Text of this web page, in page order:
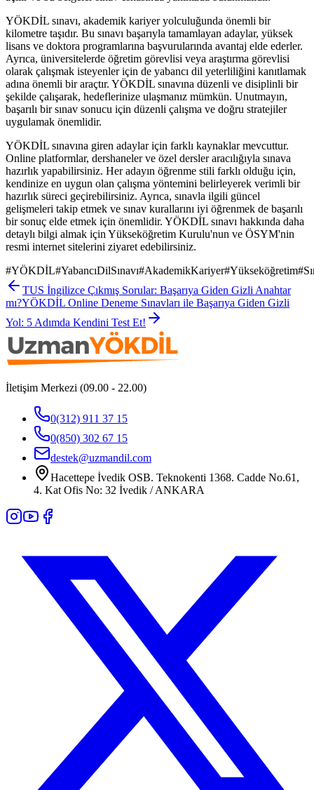
YÖKDİL sınavı, akademik kariyer yolculuğunda önemli bir
kilometre taşıdır. Bu sınavı başarıyla tamamlayan adaylar, yüksek
lisans ve doktora programlarına başvurularında avantaj elde ederler.
Ayrıca, üniversitelerde öğretim görevlisi veya araştırma görevlisi
olarak çalışmak isteyenler için de yabancı dil yeterliliğini kanıtlamak
adına önemli bir araçtır. YÖKDİL sınavına düzenli ve disiplinli bir
şekilde çalışarak, hedeflerinize ulaşmanız mümkün. Unutmayın,
başarılı bir sınav sonucu için düzenli çalışma ve doğru stratejiler
uygulamak önemlidir.
YÖKDİL sınavına giren adaylar için farklı kaynaklar mevcuttur.
Online platformlar, dershaneler ve özel dersler aracılığıyla sınava
hazırlık yapabilirsiniz. Her adayın öğrenme stili farklı olduğu için,
kendinize en uygun olan çalışma yöntemini belirleyerek verimli bir
hazırlık süreci geçirebilirsiniz. Ayrıca, sınavla ilgili güncel
gelişmeleri takip etmek ve sınav kurallarını iyi öğrenmek de başarılı
bir sonuç elde etmek için önemlidir. YÖKDİL sınavı hakkında daha
detaylı bilgi almak için Yükseköğretim Kurulu'nun ve ÖSYM'nin
resmi internet sitelerini ziyaret edebilirsiniz.
#YÖKDİL#YabancıDilSınavı#AkademikKariyer#Yükseköğretim#
TUS İngilizce Çıkmış Sorular: Başarıya Giden Gizli Anahtar
mı?YÖKDİL Online Deneme Sınavları ile Başarıya Giden Gizli
Yol: 5 Adımda Kendini Test Et!
İletişim Merkezi (09.00 - 22.00)
0(312) 911 37 15
0(850) 302 67 15
destek@uzmandil.com
Hacettepe İvedik OSB. Teknokenti 1368. Cadde No.61,
4. Kat Ofis No: 32 İvedik / ANKARA